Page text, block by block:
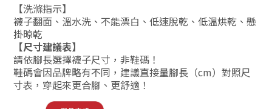
【洗滌指示】
襪子翻面、溫水洗、不能漂白、低速脫乾、低溫烘乾、懸
掛晾乾
【尺寸建議表】
請依腳長選擇襪子尺寸，非鞋碼！
鞋碼會因品牌略有不同，建議直接量腳長（cm）對照尺
寸表，穿起來更合腳、更舒適！